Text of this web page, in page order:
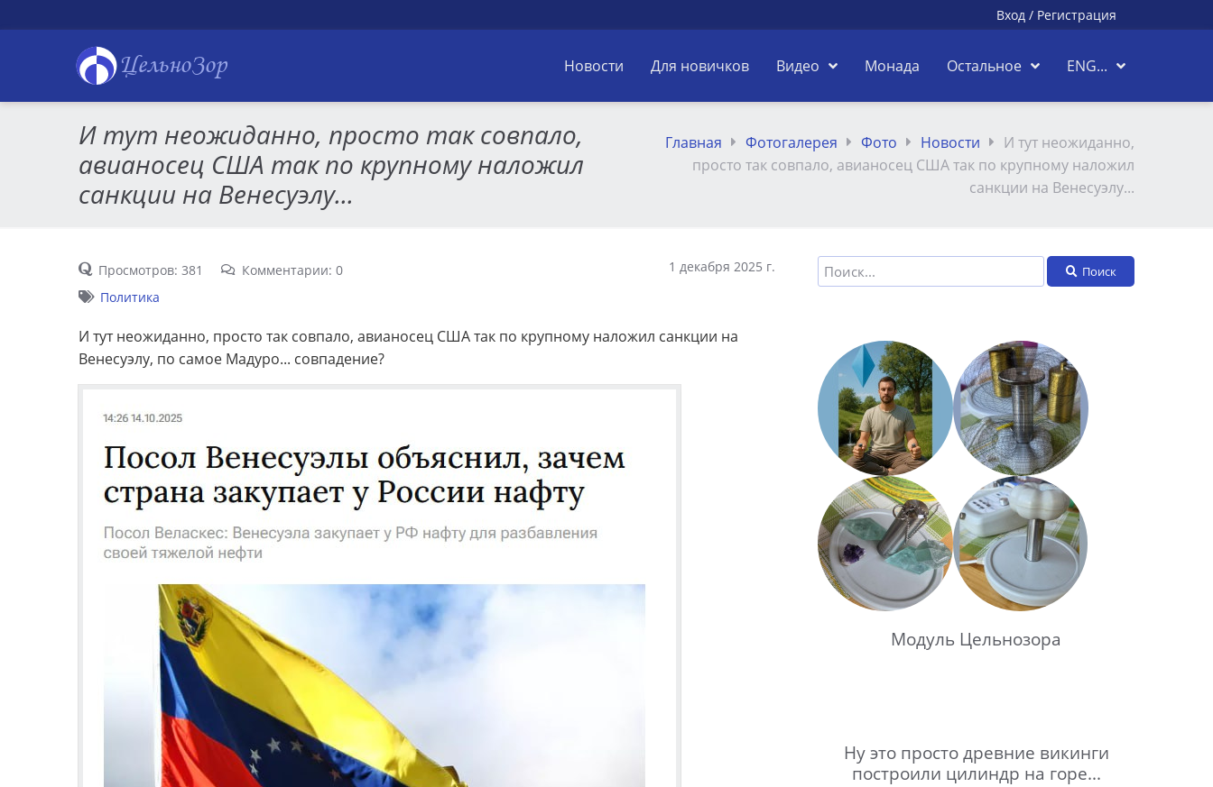
Вход / Регистрация
ЦельноЗор Новости Для новичков Видео Монада Остальное ENG...
И тут неожиданно, просто так совпало,
авианосец США так по крупному наложил
санкции на Венесуэлу...
Главная Фотогалерея Фото Новости
И тут неожиданно,
просто так совпало, авианосец США так по крупному наложил
санкции на Венесуэлу...
Просмотров: 381 Комментарии: 0
1 декабря 2025 г.
Политика
И тут неожиданно, просто так совпало, авианосец США так по крупному наложил санкции на
Венесуэлу, по самое Мадуро... совпадение?
Поиск
Модуль Цельнозора
Ну это просто древние викинги
построили цилиндр на горе...